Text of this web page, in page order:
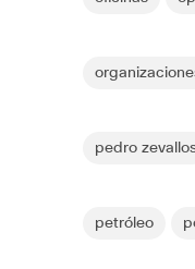
pedro
petróleo